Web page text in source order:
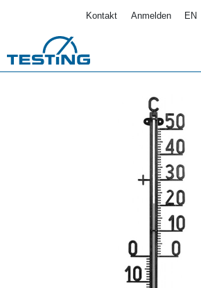
Kontakt Anmelden EN